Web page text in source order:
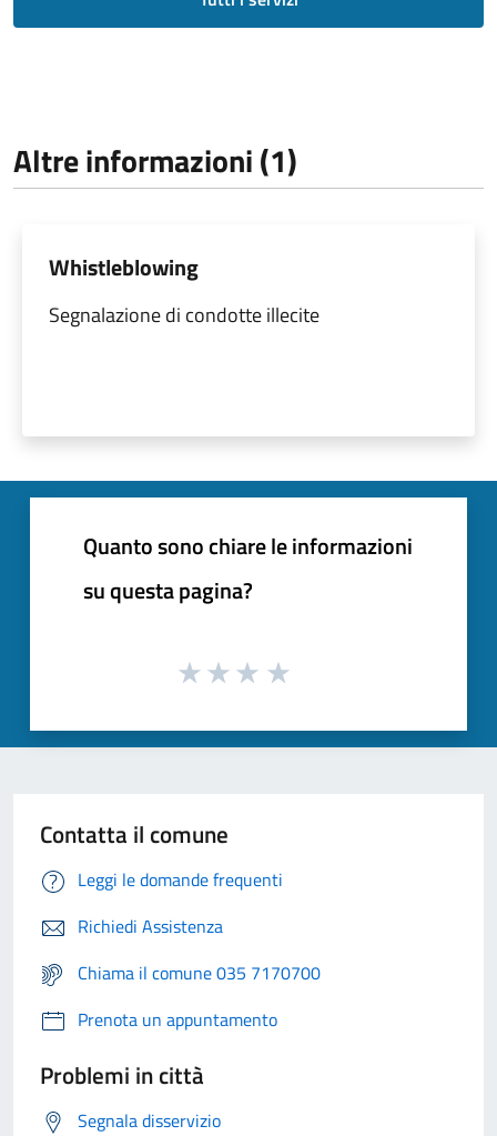
Altre informazioni (1)
Whistleblowing
Segnalazione di condotte illecite
Quanto sono chiare le informazioni
su questa pagina?
Contatta il comune
Leggi le domande frequenti
Richiedi Assistenza
Chiama il comune 035 7170700
Prenota un appuntamento
Problemi in città
Segnala disservizio